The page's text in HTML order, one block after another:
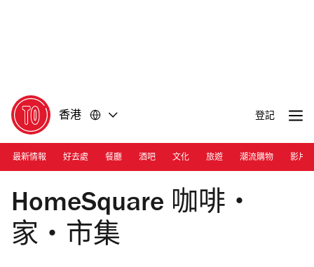
香港 登記
最新情報 好去處 餐廳 酒吧 文化 旅遊 潮流購物 影片
Photograph: Ann Chiu
HomeSquare 咖啡‧
家‧市集